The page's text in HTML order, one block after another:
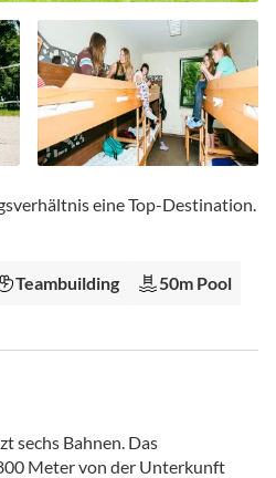
eine Top-Destination.
Teambuilding 50m Pool
sechs Bahnen. Das
Meter von der Unterkunft